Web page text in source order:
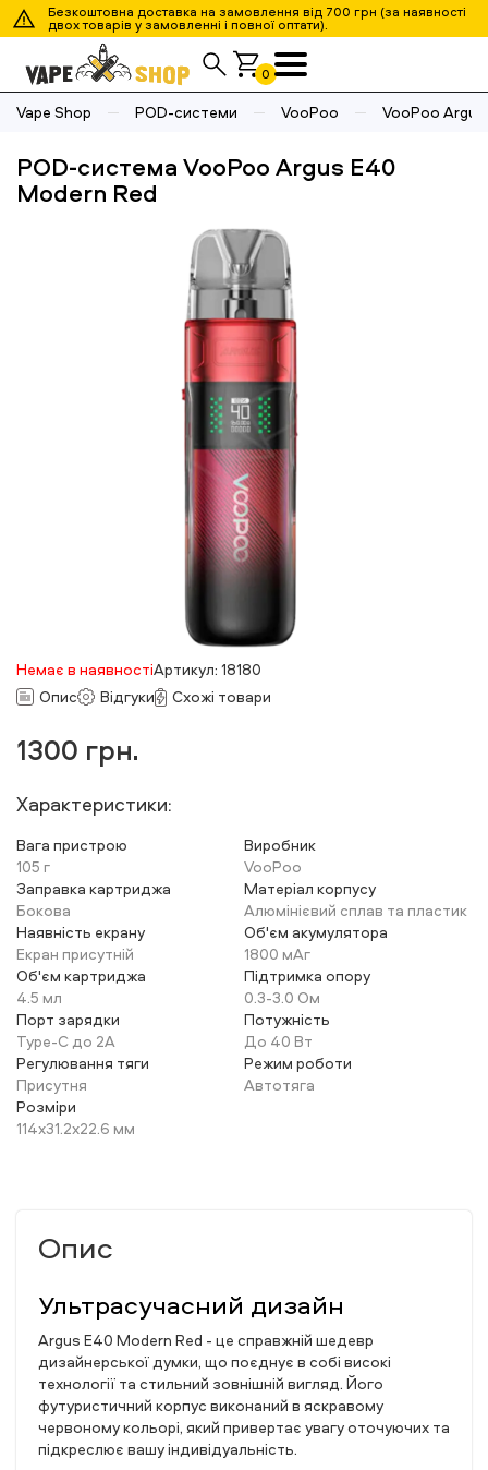
Безкоштовна доставка на замовлення від 700 грн (за наявності
двох товарів у замовленні і повної оптати).
0
Vape Shop POD-системи VooPoo VooPoo
POD-система VooPoo Argus E40
Modern Red
Немає в наявностіАртикул: 18180
Опис
Відгуки Схожі товари
1300 грн.
Характеристики:
Вага пристрою
105 г
Виробник
VooPoo
Заправка картриджа
Бокова
Матеріал корпусу
Алюмінієвий сплав та пластик
Наявність екрану
Екран присутній
Об'єм акумулятора
1800 мАг
Об'єм картриджа
4.5 мл
Підтримка опору
0.3-3.0 Ом
Порт зарядки
Type-C до 2А
Потужність
До 40 Вт
Регулювання тяги
Присутня
Режим роботи
Автотяга
Розміри
114x31.2x22.6 мм
Опис
Ультрасучасний дизайн
Argus E40 Modern Red - це справжній шедевр
дизайнерської думки, що поєднує в собі високі
технології та стильний зовнішній вигляд. Його
футуристичний корпус виконаний в яскравому
червоному кольорі, який привертає увагу оточуючих та
підкреслює вашу індивідуальність.